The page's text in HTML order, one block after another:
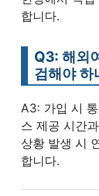
합니다.
Q3: 해외
검해야 하
A3: 가입 시
스 제공 시간
상황 발생 시
합니다.